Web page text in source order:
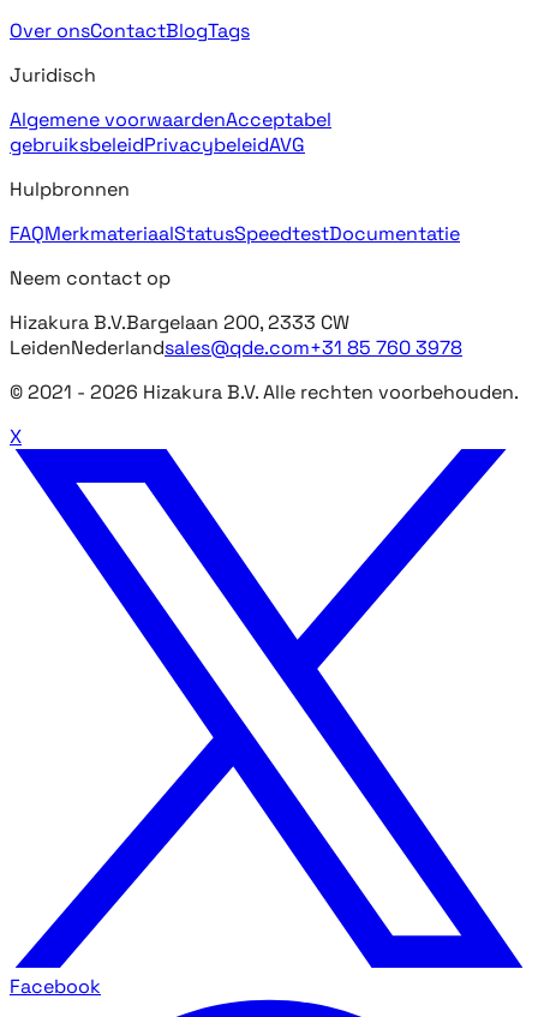
Over onsContactBlogTags
Juridisch
Algemene voorwaardenAcceptabel
gebruiksbeleidPrivacybeleidAVG
Hulpbronnen
FAQMerkmateriaalStatusSpeedtestDocumentatie
Neem contact op
Hizakura B.V.Bargelaan 200, 2333 CW
LeidenNederlandsales@qde.com+31 85 760 3978
© 2021 - 2026 Hizakura B.V. Alle rechten voorbehouden.
X
Facebook